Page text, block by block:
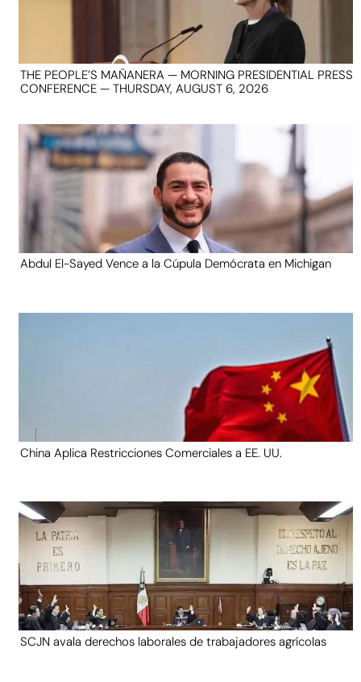
THE PEOPLE’S MAÑANERA — MORNING PRESIDENTIAL PRESS
CONFERENCE — THURSDAY, AUGUST 6, 2026
Abdul El-Sayed Vence a la Cúpula Demócrata en Michigan
China Aplica Restricciones Comerciales a EE. UU.
SCJN avala derechos laborales de trabajadores agrícolas